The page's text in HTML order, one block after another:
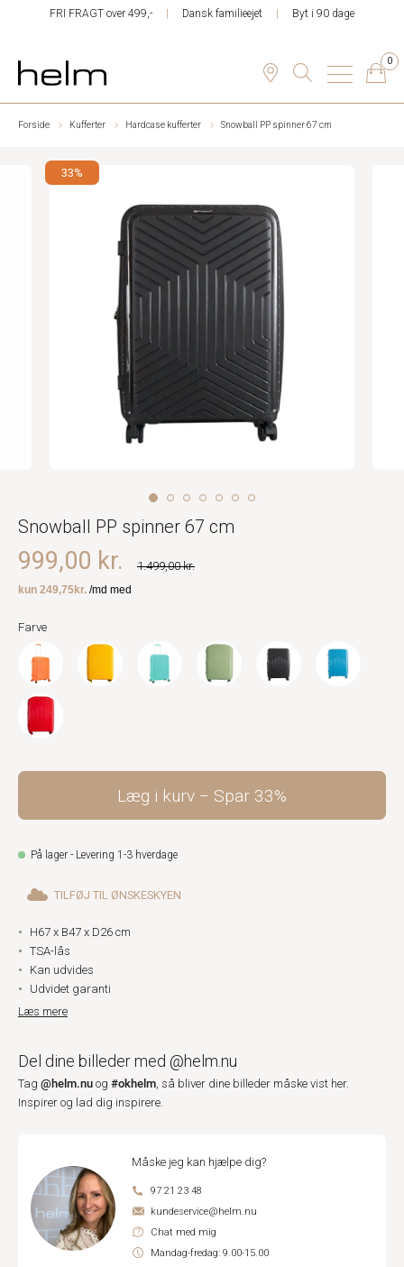
FRI FRAGT over 499,- Dansk familieejet Byt i 90 dage
0
Forside Kufferter Hardcase kufferter Snowball PP spinner 67 cm
33%
Snowball PP spinner 67 cm
1.499,00 kr.
999,00 kr.
Farve
Læg i kurv Spar 33%
På lager - Levering 1-3 hverdage
TILFØJ TIL ØNSKESKYEN
H67 x B47 x D26 cm
TSA-lås
Kan udvides
Udvidet garanti
Læs mere
Del dine billeder med @helm.nu
Tag @helm.nu og #okhelm, så bliver dine billeder måske vist her.
Inspirer og lad dig inspirere.
Måske jeg kan hjælpe dig?
97 21 23 48
kundeservice@helm.nu
Chat med mig
Mandag-fredag: 9.00-15.00